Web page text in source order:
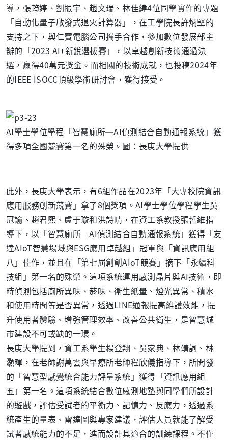
導，張筠婷、劉振宇、趙文瑞、林佳緯4位同學實作的專題
「自動化量子啟發式退火計算器」，在工學院長許炳堅的
支持之下，與仁寶電腦公司攜手合作，參加數位發展部主
辦的「2023 AI+新銳選拔賽」，以卓越創新技術通過決
選，贏得40萬元獎金。而相關的技術成就，也投稿2024年
的IEEE ISOCC頂級學術研討會，獲得接受。
AI學士學位學程「智慧廁所─AI偵測結合自動通報系統」獲
得多項全國競賽第一名的殊榮。圖：長庚大學提供
此外，長庚大學表示，有6組作品在2023年「大專校院資訊
應用服務創新競賽」拿了8個獎項。AI學士學位學程學生吳
冠諭、趙君熙、盧于璇和洪詩晴，在資工系教授張哲維指
導下，以「智慧廁所─AI偵測結合自動通報系統」獲得「友
達AIoT智慧場域與ESG應用卓越組」冠軍與「資訊應用組
八」佳作，並且在「第七屆創創AIoT競賽」摘下「永續科
技組」第一名的殊榮。這項系統運用感測晶片與AI技術，即
時偵測包括廁所異味、菸味、衛生紙量、燈光異常、積水
和使用時間等是否異常，透過LINE通報提高維護效能，提
升使用者體驗、增強管理效率、改善公共衛生，是智慧城
市建設不可或缺的一環。
長庚大學提到，資工系學生楊登翔、吳家典、林靖詞、林
灝暉，在老師謝萬雲與早療所老師程欣儀指導下，所開發
的「智慧型感覺統合能力評量系統」獲得「資訊應用組
五」第一名。這項系統結合數位感測地墊與同學們所設計
的遊戲，評估受試者的平衡力、記憶力、反應力，透過系
統產生的量表、雷達圖與專家建議，評估人員就能了解受
試者感統能力的不足，進而設計其適合的訓練課程。不僅